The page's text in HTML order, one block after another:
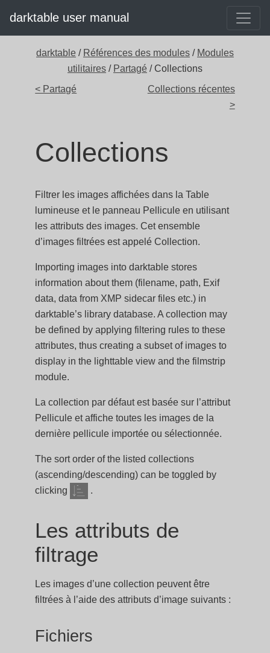
darktable user manual
darktable / Références des modules / Modules
utilitaires / Partagé / Collections
< Partagé
Collections récentes
>
Collections
Filtrer les images affichées dans la Table
lumineuse et le panneau Pellicule en utilisant
les attributs des images. Cet ensemble
d’images filtrées est appelé Collection.
Importing images into darktable stores
information about them (filename, path, Exif
data, data from XMP sidecar files etc.) in
darktable’s library database. A collection may
be defined by applying filtering rules to these
attributes, thus creating a subset of images to
display in the lighttable view and the filmstrip
module.
La collection par défaut est basée sur l’attribut
Pellicule et affiche toutes les images de la
dernière pellicule importée ou sélectionnée.
The sort order of the listed collections
(ascending/descending) can be toggled by
clicking
.
Les attributs de
filtrage
Les images d’une collection peuvent être
filtrées à l’aide des attributs d’image suivants :
Fichiers